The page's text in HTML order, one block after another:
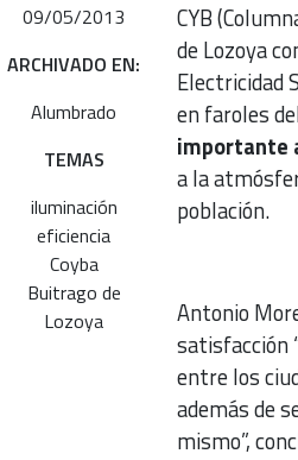
09/05/2013
ARCHIVADO EN:
Alumbrado
TEMAS
iluminación
eficiencia
Coyba
Buitrago de
Lozoya
CYB
de Lozoya
Electricidad
en faroles
importante
a la
población.
Antonio
satisfacción
entre los
además de
mismo”,